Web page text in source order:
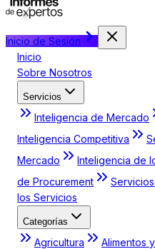
Inicio de Sesión
Inicio
Sobre Nosotros
Servicios
Inteligencia de Mercado
Inteligencia Competitiva
Mercado
Inteligencia de
de Procurement
los Servicios
Categorías
Agricultura Alimentos